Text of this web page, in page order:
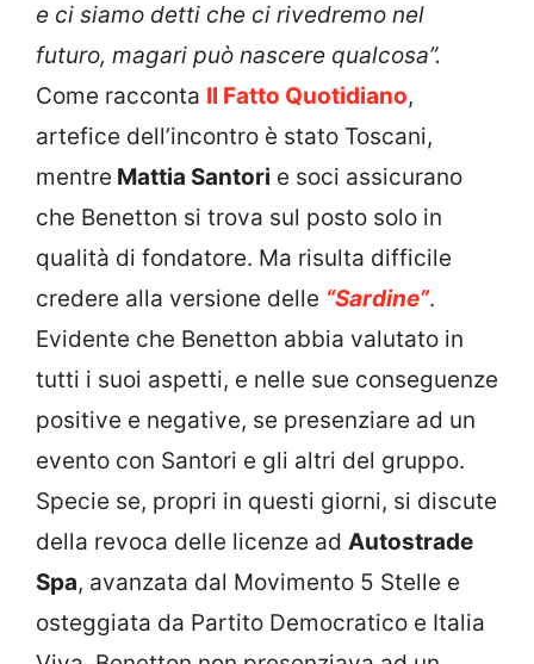
e ci siamo detti che ci rivedremo nel
futuro, magari può nascere qualcosa”.
Come racconta Il Fatto Quotidiano,
artefice dell’incontro è stato Toscani,
mentre Mattia Santori e soci assicurano
che Benetton si trova sul posto solo in
qualità di fondatore. Ma risulta difficile
credere alla versione delle “Sardine”.
Evidente che Benetton abbia valutato in
tutti i suoi aspetti, e nelle sue conseguenze
positive e negative, se presenziare ad un
evento con Santori e gli altri del gruppo.
Specie se, propri in questi giorni, si discute
della revoca delle licenze ad Autostrade
Spa, avanzata dal Movimento 5 Stelle e
osteggiata da Partito Democratico e Italia